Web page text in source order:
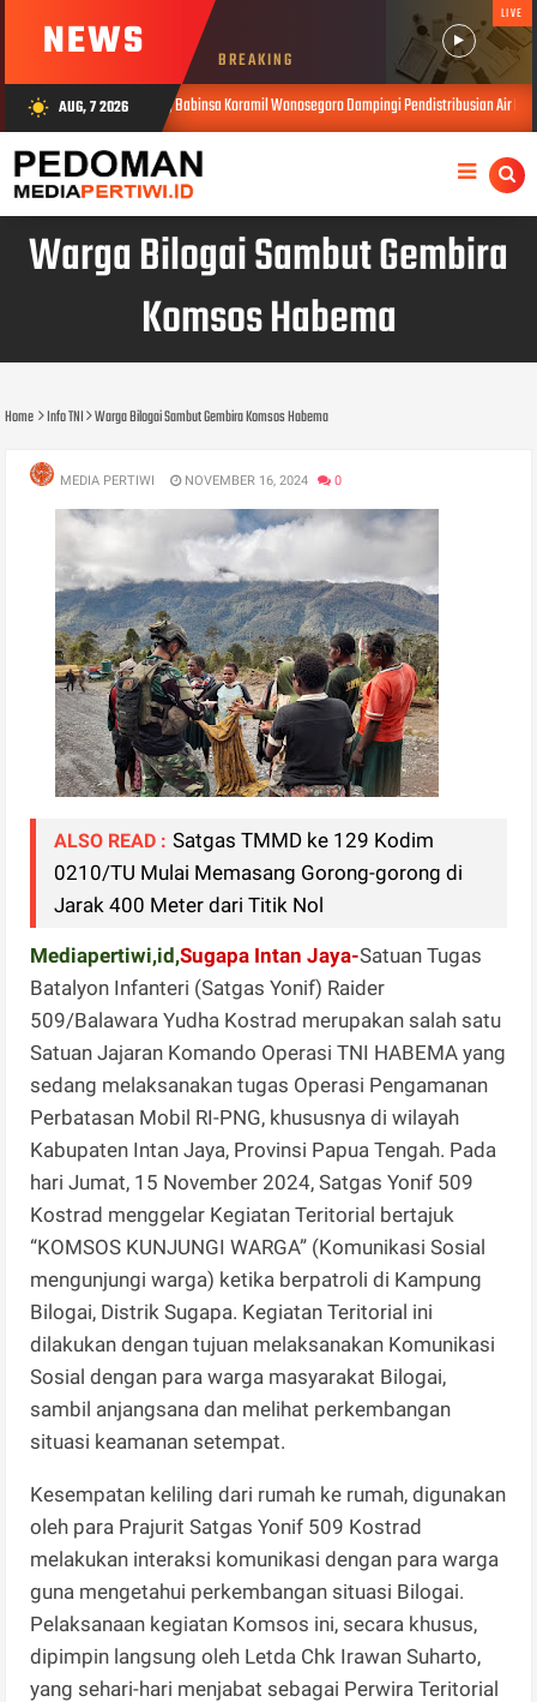
NEWS BREAKING
LIVE
wb_sunny AUG, 7 2026
Kemarau, Babinsa Koramil Wonosegoro Dampingi Pendistribusian Air Bersih
Warga Bilogai Sambut Gembira
Komsos Habema
Home Info TNI Warga Bilogai Sambut Gembira Komsos Habema
MEDIA PERTIWI NOVEMBER 16, 2024 0
ALSO READ : Satgas TMMD ke 129 Kodim
0210/TU Mulai Memasang Gorong-gorong di
Jarak 400 Meter dari Titik Nol
Mediapertiwi,id,Sugapa Intan Jaya-Satuan Tugas
Batalyon Infanteri (Satgas Yonif) Raider
509/Balawara Yudha Kostrad merupakan salah satu
Satuan Jajaran Komando Operasi TNI HABEMA yang
sedang melaksanakan tugas Operasi Pengamanan
Perbatasan Mobil RI-PNG, khususnya di wilayah
Kabupaten Intan Jaya, Provinsi Papua Tengah. Pada
hari Jumat, 15 November 2024, Satgas Yonif 509
Kostrad menggelar Kegiatan Teritorial bertajuk
“KOMSOS KUNJUNGI WARGA” (Komunikasi Sosial
mengunjungi warga) ketika berpatroli di Kampung
Bilogai, Distrik Sugapa. Kegiatan Teritorial ini
dilakukan dengan tujuan melaksanakan Komunikasi
Sosial dengan para warga masyarakat Bilogai,
sambil anjangsana dan melihat perkembangan
situasi keamanan setempat.
Kesempatan keliling dari rumah ke rumah, digunakan
oleh para Prajurit Satgas Yonif 509 Kostrad
melakukan interaksi komunikasi dengan para warga
guna mengetahui perkembangan situasi Bilogai.
Pelaksanaan kegiatan Komsos ini, secara khusus,
dipimpin langsung oleh Letda Chk Irawan Suharto,
yang sehari-hari menjabat sebagai Perwira Teritorial